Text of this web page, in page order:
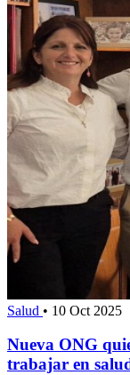
Salud • 10 Oct 2025
Nueva ONG
trabajar en